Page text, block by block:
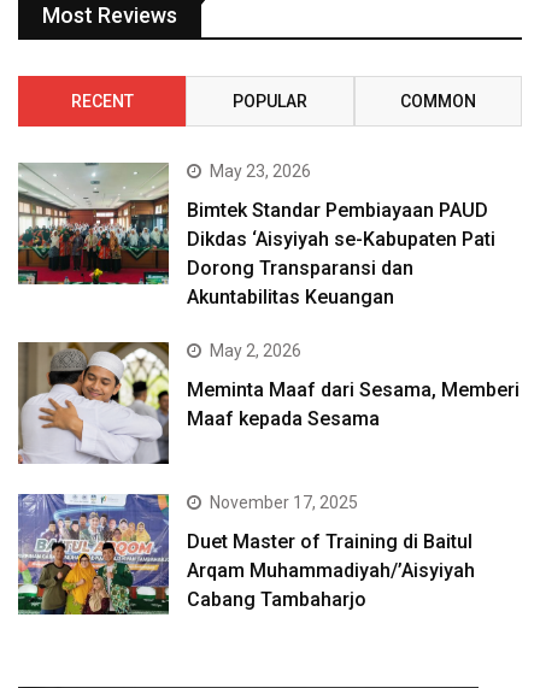
Most Reviews
RECENT POPULAR COMMON
May 23, 2026
Bimtek Standar Pembiayaan PAUD
Dikdas ‘Aisyiyah se-Kabupaten Pati
Dorong Transparansi dan
Akuntabilitas Keuangan
May 2, 2026
Meminta Maaf dari Sesama, Memberi
Maaf kepada Sesama
November 17, 2025
Duet Master of Training di Baitul
Arqam Muhammadiyah/’Aisyiyah
Cabang Tambaharjo